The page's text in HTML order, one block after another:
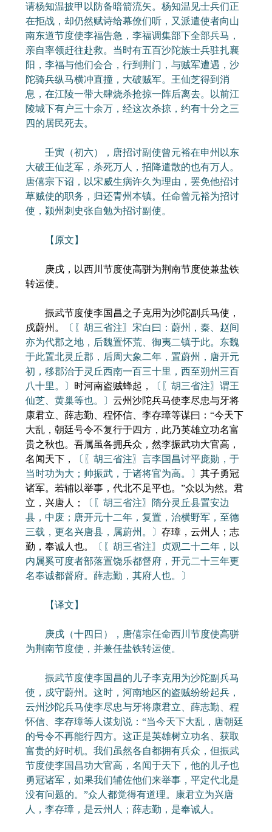
请杨知温披甲以防备暗箭流矢。杨知温见士兵们正
在拒战，却仍然赋诗给幕僚们听，又派遣使者向山
南东道节度使李福告急，李福调集部下全部兵马，
亲自率领赶往赴救。当时有五百沙陀族士兵驻扎襄
阳，李福与他们会合，行到荆门，与贼军遭遇，沙
陀骑兵纵马横冲直撞，大破贼军。王仙芝得到消
息，在江陵一带大肆烧杀抢掠一阵后离去。以前江
陵城下有户三十余万，经这次杀掠，约有十分之三
四的居民死去。
壬寅（初六），唐招讨副使曾元裕在申州以东
大破王仙芝军，杀死万人，招降遣散的也有万人。
唐僖宗下诏，以宋威生病许久为理由，罢免他招讨
草贼使的职务，归还青州本镇。任命曾元裕为招讨
使，颍州刺史张自勉为招讨副使。
【原文】
庚戌，以西川节度使高骈为荆南节度使兼盐铁
转运使。
振武节度使李国昌之子克用为沙陀副兵马使，
戍蔚州。
〔〖胡三省注〗宋白曰：蔚州，秦、赵间
亦为代郡之地，后魏置怀荒、御夷二镇于此。东魏
于此置北灵丘郡，后周大象二年，置蔚州，唐开元
初，移郡治于灵丘西南一百三十里，西至朔州三百
八十里。〕 时河南盗贼蜂起，
〔〖胡三省注〗谓王
仙芝、黄巢等也。〕 云州沙陀兵马使李尽忠与牙将
康君立、薛志勤、程怀信、李存璋等谋曰：“今天下
大乱，朝廷号令不复行于四方，此乃英雄立功名富
贵之秋也。吾属虽各拥兵众，然李振武功大官高，
名闻天下，
〔〖胡三省注〗言李国昌讨平庞勋，于
当时功为大；帅振武，于诸将官为高。〕 其子勇冠
诸军。若辅以举事，代北不足平也。”众以为然。君
立，兴唐人；
〔〖胡三省注〗隋分灵丘县置安边
县，中废；唐开元十二年，复置，治横野军，至德
三载，更名兴唐县，属蔚州。〕 存璋，云州人；志
勤，奉诚人也。
〔〖胡三省注〗贞观二十二年，以
内属奚可度者部落置饶乐都督府，开元二十三年更
名奉诚都督府。薛志勤，其府人也。〕
【译文】
庚戌（十四日），唐僖宗任命西川节度使高骈
为荆南节度使，并兼任盐铁转运使。
振武节度使李国昌的儿子李克用为沙陀副兵马
使，戍守蔚州。这时，河南地区的盗贼纷纷起兵，
云州沙陀兵马使李尽忠与牙将康君立、薛志勤、程
怀信、李存璋等人谋划说：“当今天下大乱，唐朝廷
的号令不再能行四方。这正是英雄树立功名、获取
富贵的好时机。我们虽然各自都拥有兵众，但振武
节度使李国昌功大官高，名闻于天下，他的儿子也
勇冠诸军，如果我们辅佐他们来举事，平定代北是
没有问题的。”众人都觉得有道理。康君立为兴唐
人，李存璋，是云州人；薛志勤，是奉诚人。